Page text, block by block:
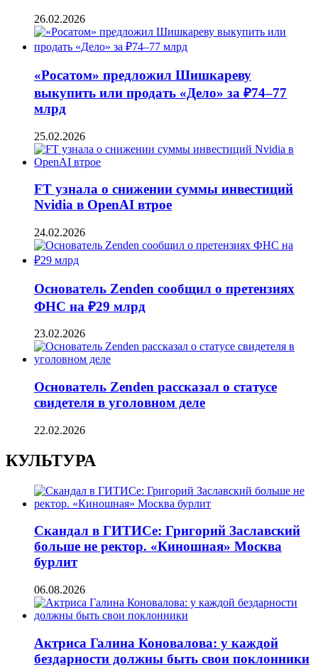
26.02.2026
«Росатом» предложил Шишкареву
выкупить или продать «Дело» за ₽74–77
млрд
25.02.2026
FT узнала о снижении суммы инвестиций
Nvidia в OpenAI втрое
24.02.2026
Основатель Zenden сообщил о претензиях
ФНС на ₽29 млрд
23.02.2026
Основатель Zenden рассказал о статусе
свидетеля в уголовном деле
22.02.2026
КУЛЬТУРА
Скандал в ГИТИСе: Григорий Заславский
больше не ректор. «Киношная» Москва
бурлит
06.08.2026
Актриса Галина Коновалова: у каждой
бездарности должны быть свои поклонники